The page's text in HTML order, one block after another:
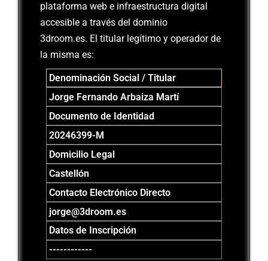
plataforma web e infraestructura digital
accesible a través del dominio
3droom.es. El titular legítimo y operador de
la misma es:
Denominación Social / Titular
Jorge Fernando Arbaiza Martí
Documento de Identidad
20246399-M
Domicilio Legal
Castellón
Contacto Electrónico Directo
jorge@3droom.es
Datos de Inscripción
------------